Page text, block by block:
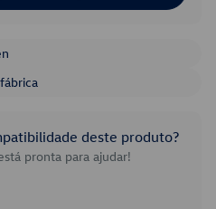
deste produto?
pronta para ajudar!